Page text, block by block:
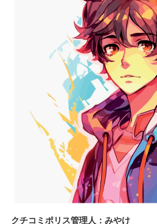
クチコミポリス管理人：みやけ